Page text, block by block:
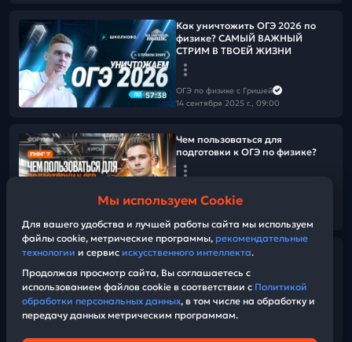
57:38
Как уничтожить ОГЭ 2026 по
физике? САМЫЙ ВАЖНЫЙ
СТРИМ В ТВОЕЙ ЖИЗНИ
ОГЭ по физике с Гришей
14 сентября 2025 г., 09:00
Чем пользоваться для
подготовки к ОГЭ по физике?
07 сентября 2025 г., 13:00
05:55
Можно ли сдать ОГЭ по физике
ОГЭ по физике с Гришей
06 сентября 2025 г., 13:00
Мы используем Cookie
Для вашего удобства и лучшей работы сайта мы используем
файлы cookie, метрические программы, рекомендательные
технологии и сервис искусственного интеллекта.
Продолжая просмотр сайта, Вы соглашаетесь с
использованием файлов cookie в соответствии с Политикой
обработки персональных данных, в том числе на обработку и
передачу данных метрическим программам.